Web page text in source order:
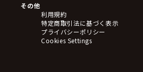
ステッカー・シール・カード
タペストリー・ポスター
アームサポーター
ブレードホルダー
その他
利用規約
特定商取引法に基づく表示
プライバシーポリシー
Cookies Settings